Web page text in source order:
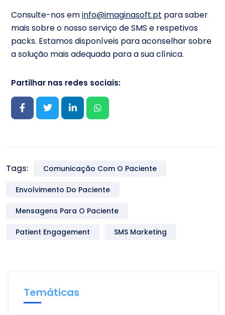
Consulte-nos eminfo@imaginasoft.pt para saber
mais sobre o nosso serviço de SMS e respetivos
packs. Estamos disponíveis para aconselhar sobre
a solução mais adequada para a sua clínica.
Partilhar nas redes sociais:
Tags: Comunicação Com O Paciente
Envolvimento Do Paciente
Mensagens Para O Paciente
Patient Engagement SMS Marketing
Temáticas